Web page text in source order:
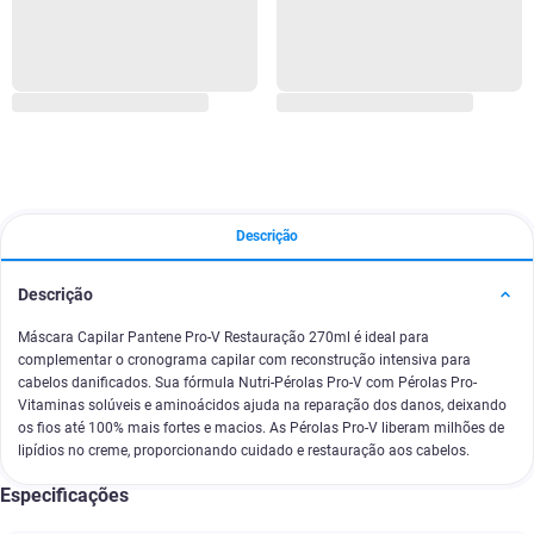
Descrição
Descrição
Máscara Capilar Pantene Pro-V Restauração 270ml é ideal para
complementar o cronograma capilar com reconstrução intensiva para
cabelos danificados. Sua fórmula Nutri-Pérolas Pro-V com Pérolas Pro-
Vitaminas solúveis e aminoácidos ajuda na reparação dos danos, deixando
os fios até 100% mais fortes e macios. As Pérolas Pro-V liberam milhões de
lipídios no creme, proporcionando cuidado e restauração aos cabelos.
Especificações